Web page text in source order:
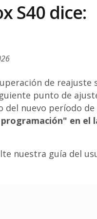
S40 dice:
de reajuste
punto de
del nuevo período
en el
nuestra guía del